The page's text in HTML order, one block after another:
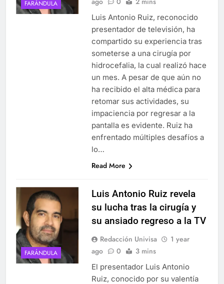
FARÁNDULA
Luis Antonio Ruiz, reconocido
presentador de televisión, ha
compartido su experiencia tras
someterse a una cirugía por
hidrocefalia, la cual realizó hace
un mes. A pesar de que aún no
ha recibido el alta médica para
retomar sus actividades, su
impaciencia por regresar a la
pantalla es evidente. Ruiz ha
enfrentado múltiples desafíos a
lo…
Read More
FARÁNDULA
Luis Antonio Ruiz revela
su lucha tras la cirugía y
su ansiado regreso a la TV
Redacción Univisa
1 year
ago
0 3 mins
El presentador Luis Antonio
Ruiz, conocido por su valentía